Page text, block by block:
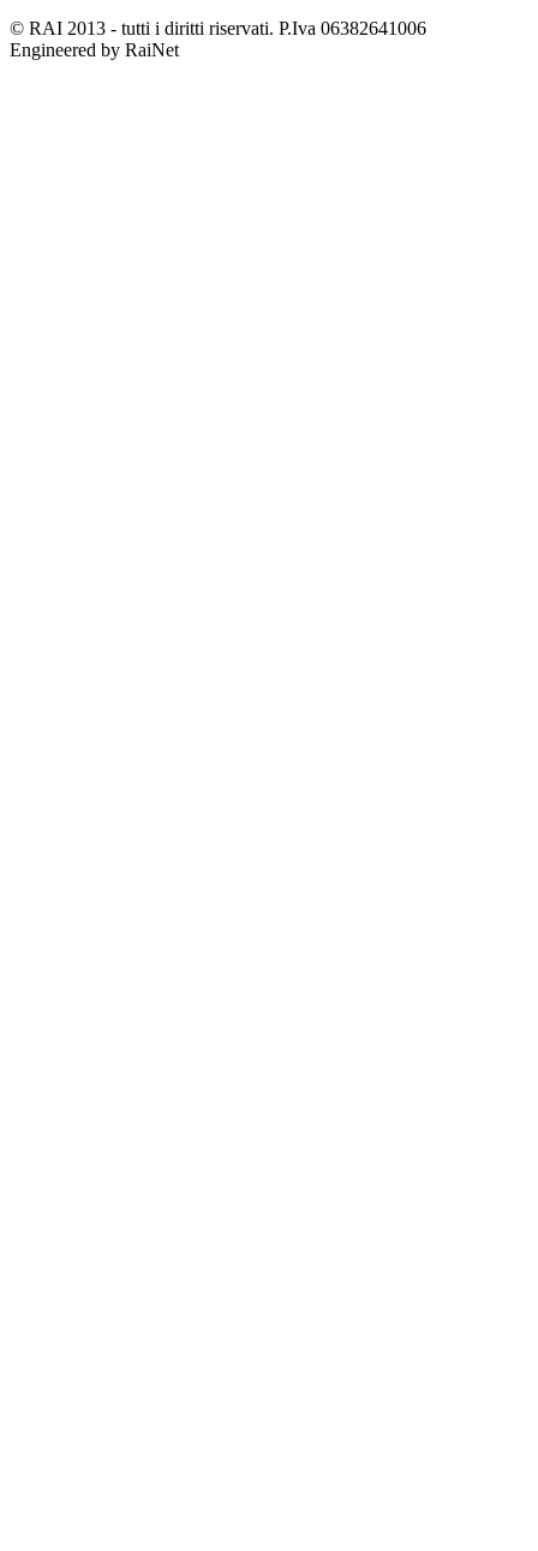
© RAI 2013 - tutti i diritti riservati. P.Iva 06382641006
Engineered by RaiNet